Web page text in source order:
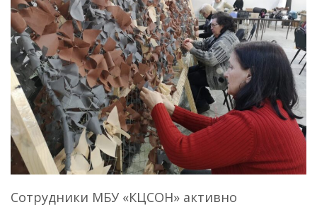
Сотрудники МБУ «КЦСОН» активно